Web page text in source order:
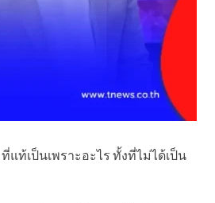
แท้เป็นเพราะอะไร ทั้งที่ไม่ได้เป็น